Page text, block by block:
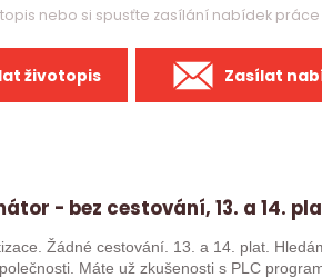
nebo si spusťte zasílání nabídek práce
životopis Zasílat
- bez cestování, 13. a 14.
13. a 14. plat. Hledáme posilu k nové robotické lince do
stabilní výrobní společnosti. Máte už